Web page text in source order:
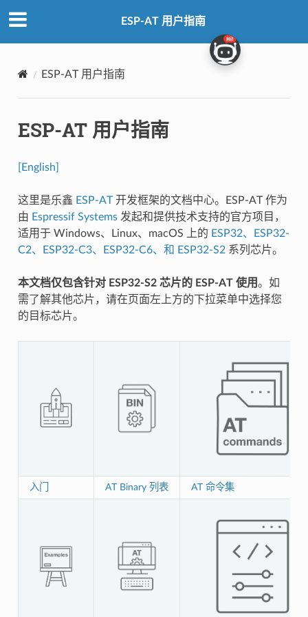
ESP-AT 用户指南
ESP-AT 用户指南
ESP-AT 用户指南
[English]
这里是乐鑫 ESP-AT开发框架的文档中心。ESP-AT 作为
由 Espressif Systems发起和提供技术支持的官方项目，
适用于 Windows、Linux、macOS 上的 ESP32、ESP32-
C2、ESP32-C3、ESP32-C6、和 ESP32-S2系列芯片。
本文档仅包含针对 ESP32-S2 芯片的 ESP-AT 使用。如
需了解其他芯片，请在页面左上方的下拉菜单中选择您
的目标芯片。
入门 AT Binary 列表 AT 命令集